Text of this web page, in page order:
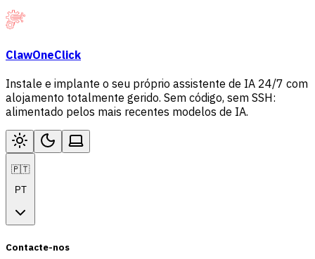
ClawOneClick
Instale e implante o seu próprio assistente de IA 24/7 com
alojamento totalmente gerido. Sem código, sem SSH:
alimentado pelos mais recentes modelos de IA.
🇵🇹
PT
Contacte-nos